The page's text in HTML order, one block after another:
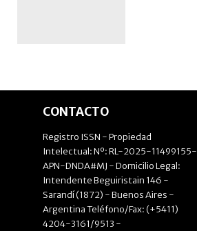
CONTACTO
Registro ISSN - Propiedad
Intelectual: Nº: RL-2025-11499155-
APN-DNDA#MJ - Domicilio Legal:
Intendente Beguiristain 146 -
Sarandí (1872) - Buenos Aires -
Argentina Teléfono/Fax: (+5411)
4204-3161/9513 -